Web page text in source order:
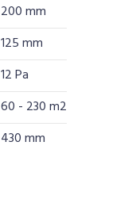
200 mm
125 mm
12 Pa
60 - 230 m2
430 mm